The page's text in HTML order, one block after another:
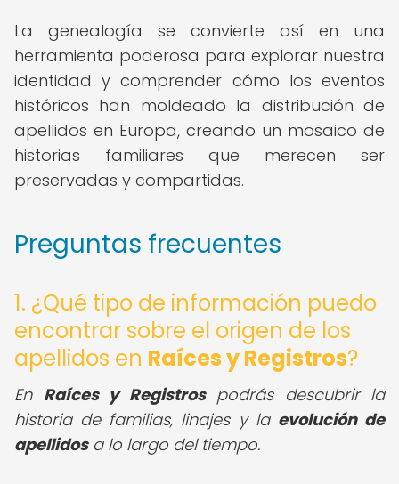
La genealogía se convierte así en una
herramienta poderosa para explorar nuestra
identidad y comprender cómo los eventos
históricos han moldeado la distribución de
apellidos en Europa, creando un mosaico de
historias familiares que merecen ser
preservadas y compartidas.
Preguntas frecuentes
1. ¿Qué tipo de información puedo
encontrar sobre el origen de los
apellidos en Raíces y Registros?
En Raíces y Registrospodrás descubrir la
historia de familias, linajes y la evolución de
apellidosa lo largo del tiempo.